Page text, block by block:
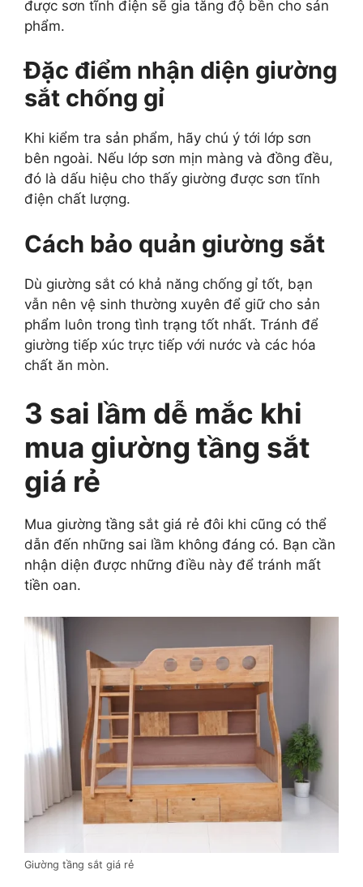
được sơn tĩnh điện sẽ gia tăng độ bền cho sản
phẩm.
Đặc điểm nhận diện giường
sắt chống gỉ
Khi kiểm tra sản phẩm, hãy chú ý tới lớp sơn
bên ngoài. Nếu lớp sơn mịn màng và đồng đều,
đó là dấu hiệu cho thấy giường được sơn tĩnh
điện chất lượng.
Cách bảo quản giường sắt
Dù giường sắt có khả năng chống gỉ tốt, bạn
vẫn nên vệ sinh thường xuyên để giữ cho sản
phẩm luôn trong tình trạng tốt nhất. Tránh để
giường tiếp xúc trực tiếp với nước và các hóa
chất ăn mòn.
3 sai lầm dễ mắc khi
mua giường tầng sắt
giá rẻ
Mua giường tầng sắt giá rẻ đôi khi cũng có thể
dẫn đến những sai lầm không đáng có. Bạn cần
nhận diện được những điều này để tránh mất
tiền oan.
Giường tầng sắt giá rẻ